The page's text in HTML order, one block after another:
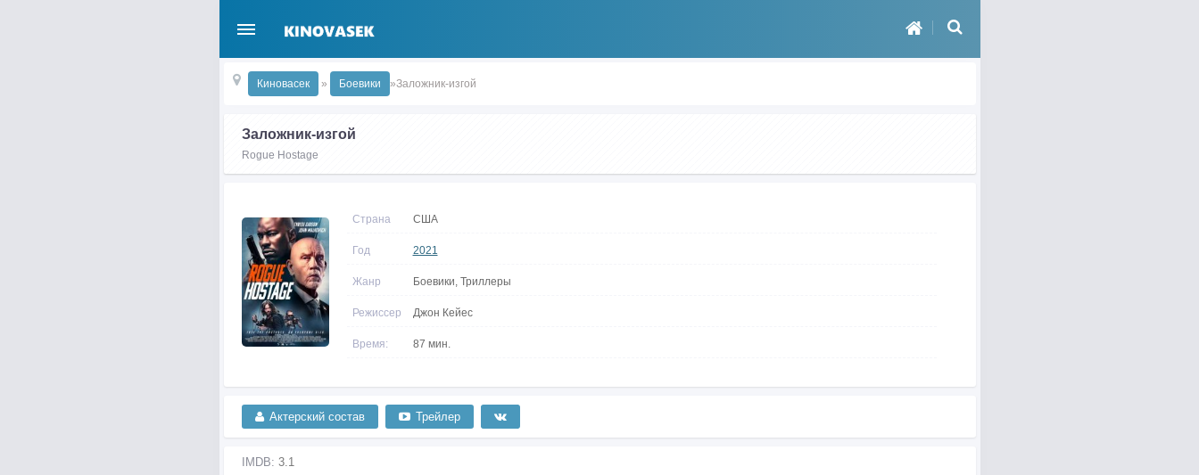
Киновасек » Боевики »Заложник-изгой
Заложник-изгой
Rogue Hostage
Страна США
Год 2021
Жанр Боевики, Триллеры
Режиссер Джон Кейес
Время: 87 мин.
Актерский состав Трейлер
IMDB: 3.1